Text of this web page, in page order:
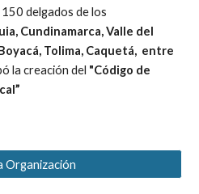
delgados de los
Cundinamarca, Valle del
Tolima, Caquetá, entre
la creación del "Código de
Organización